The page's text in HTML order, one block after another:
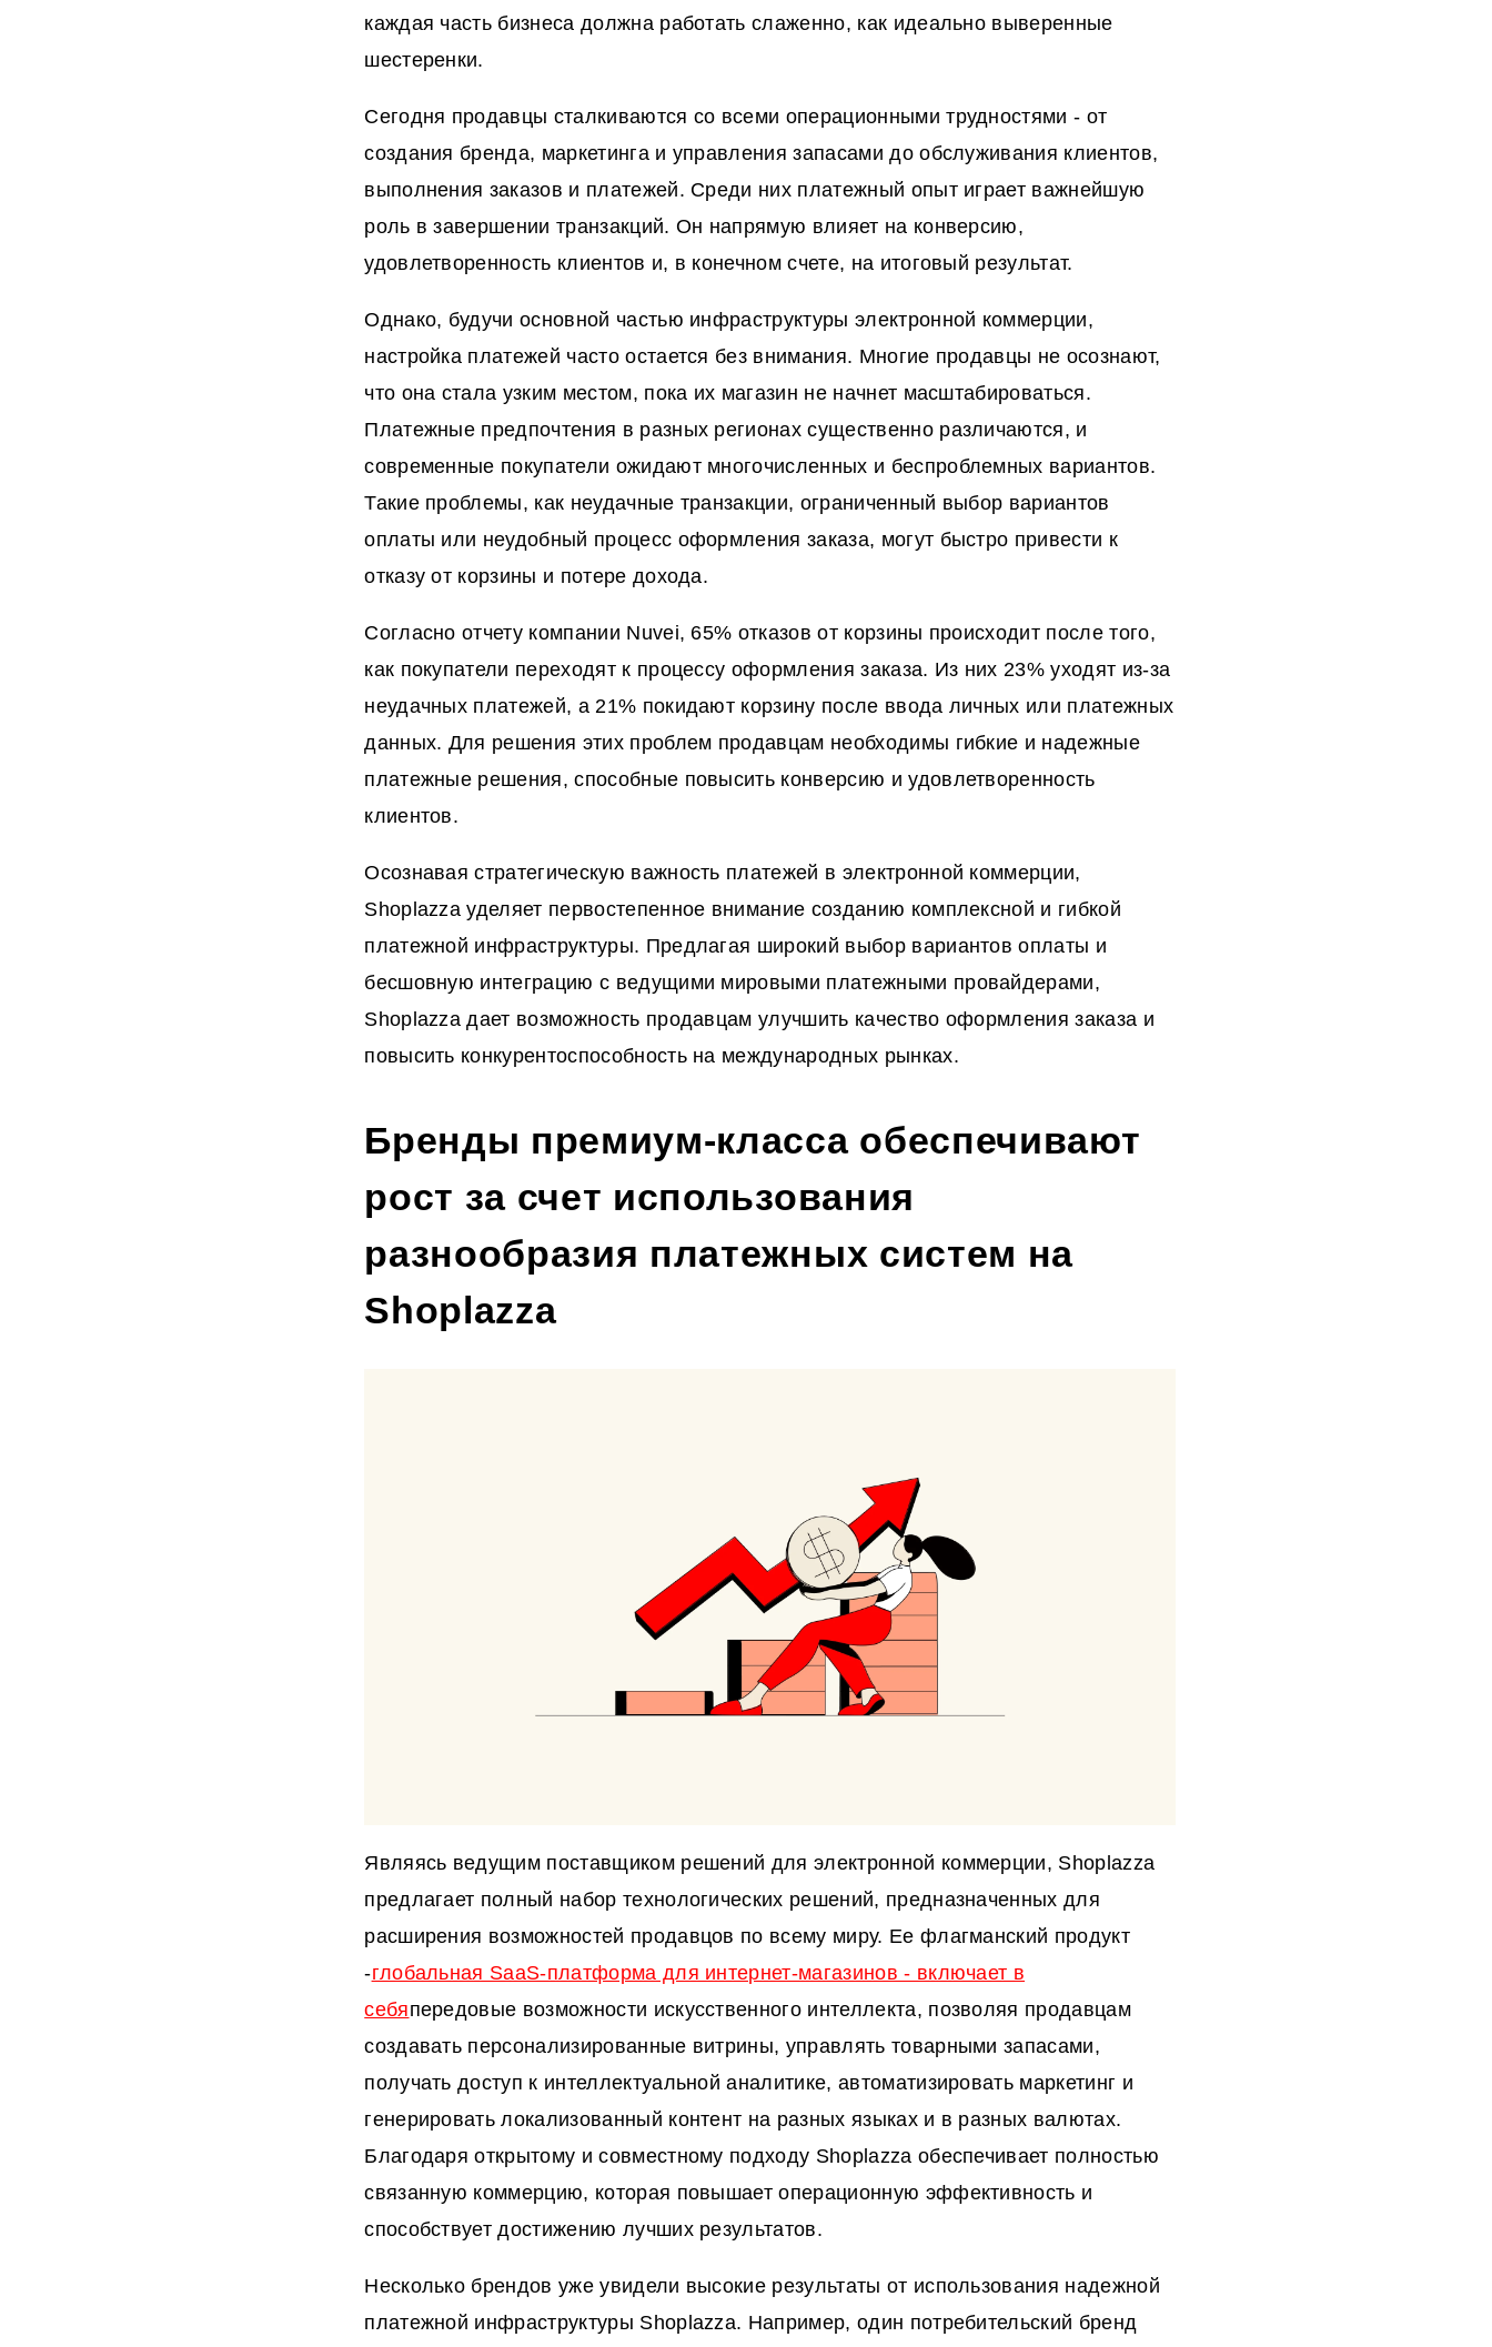
каждая часть бизнеса должна работать слаженно, как идеально выверенные
шестеренки.
Сегодня продавцы сталкиваются со всеми операционными трудностями - от
создания бренда, маркетинга и управления запасами до обслуживания клиентов,
выполнения заказов и платежей. Среди них платежный опыт играет важнейшую
роль в завершении транзакций. Он напрямую влияет на конверсию,
удовлетворенность клиентов и, в конечном счете, на итоговый результат.
Однако, будучи основной частью инфраструктуры электронной коммерции,
настройка платежей часто остается без внимания. Многие продавцы не осознают,
что она стала узким местом, пока их магазин не начнет масштабироваться.
Платежные предпочтения в разных регионах существенно различаются, и
современные покупатели ожидают многочисленных и беспроблемных вариантов.
Такие проблемы, как неудачные транзакции, ограниченный выбор вариантов
оплаты или неудобный процесс оформления заказа, могут быстро привести к
отказу от корзины и потере дохода.
Согласно отчету компании Nuvei, 65% отказов от корзины происходит после того,
как покупатели переходят к процессу оформления заказа. Из них 23% уходят из-за
неудачных платежей, а 21% покидают корзину после ввода личных или платежных
данных. Для решения этих проблем продавцам необходимы гибкие и надежные
платежные решения, способные повысить конверсию и удовлетворенность
клиентов.
Осознавая стратегическую важность платежей в электронной коммерции,
Shoplazza уделяет первостепенное внимание созданию комплексной и гибкой
платежной инфраструктуры. Предлагая широкий выбор вариантов оплаты и
бесшовную интеграцию с ведущими мировыми платежными провайдерами,
Shoplazza дает возможность продавцам улучшить качество оформления заказа и
повысить конкурентоспособность на международных рынках.
Бренды премиум-класса обеспечивают
рост за счет использования
разнообразия платежных систем на
Shoplazza
Являясь ведущим поставщиком решений для электронной коммерции, Shoplazza
предлагает полный набор технологических решений, предназначенных для
расширения возможностей продавцов по всему миру. Ее флагманский продукт
-глобальная SaaS-платформа для интернет-магазинов - включает в
себяпередовые возможности искусственного интеллекта, позволяя продавцам
создавать персонализированные витрины, управлять товарными запасами,
получать доступ к интеллектуальной аналитике, автоматизировать маркетинг и
генерировать локализованный контент на разных языках и в разных валютах.
Благодаря открытому и совместному подходу Shoplazza обеспечивает полностью
связанную коммерцию, которая повышает операционную эффективность и
способствует достижению лучших результатов.
Несколько брендов уже увидели высокие результаты от использования надежной
платежной инфраструктуры Shoplazza. Например, один потребительский бренд